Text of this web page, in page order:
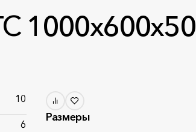
1000x600x50
10
6
Размеры